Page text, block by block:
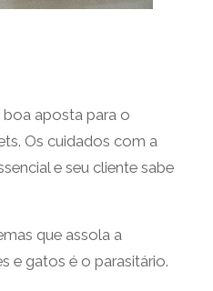
aposta para o
Os cuidados com a
e seu cliente sabe
que assola a
e gatos é o parasitário.